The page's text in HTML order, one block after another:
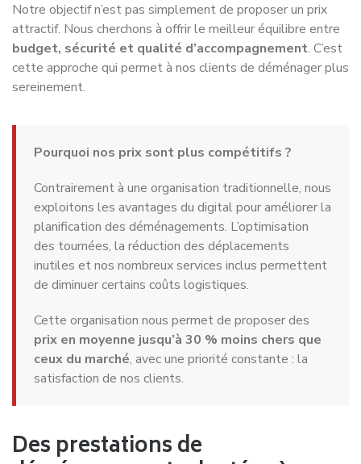
Notre objectif n’est pas simplement de proposer un prix
attractif. Nous cherchons à offrir le meilleur équilibre entre
budget, sécurité et qualité d’accompagnement. C’est
cette approche qui permet à nos clients de déménager plus
sereinement.
Pourquoi nos prix sont plus compétitifs ?
Contrairement à une organisation traditionnelle, nous
exploitons les avantages du digital pour améliorer la
planification des déménagements. L’optimisation
des tournées, la réduction des déplacements
inutiles et nos nombreux services inclus permettent
de diminuer certains coûts logistiques.
Cette organisation nous permet de proposer des
prix en moyenne jusqu’à 30 % moins chers que
ceux du marché, avec une priorité constante : la
satisfaction de nos clients.
Des prestations de